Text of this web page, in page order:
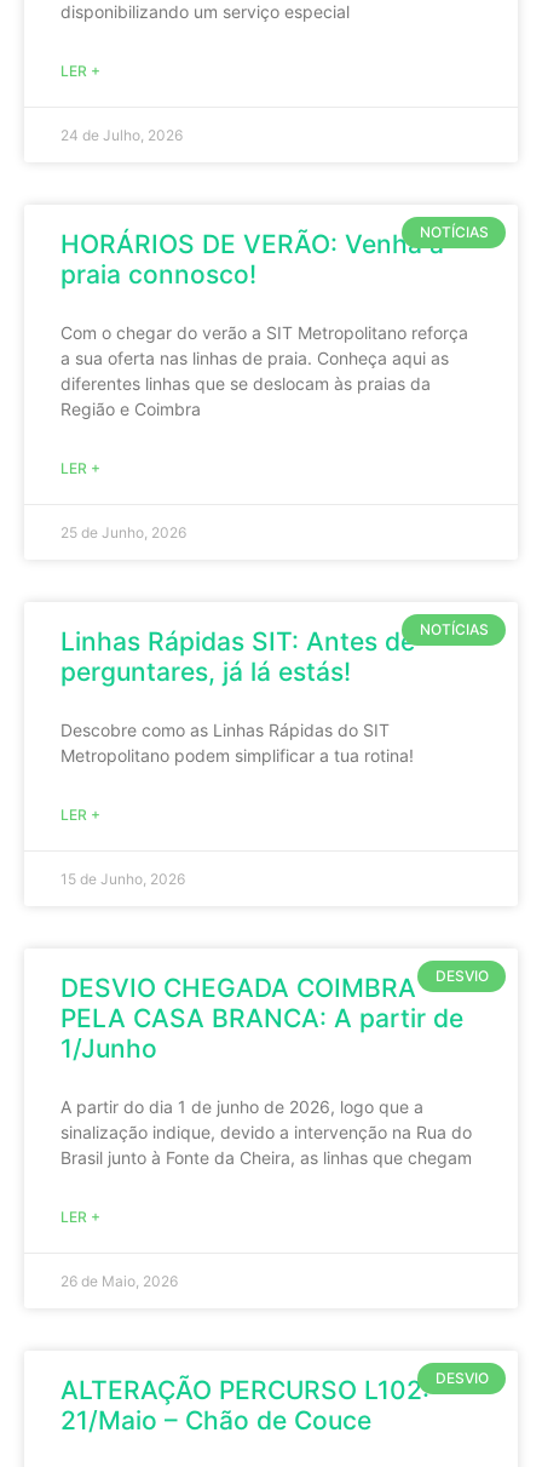
disponibilizando um serviço especial
LER +
24 de Julho, 2026
NOTÍCIAS
HORÁRIOS DE VERÃO: Venha à
praia connosco!
Com o chegar do verão a SIT Metropolitano reforça
a sua oferta nas linhas de praia. Conheça aqui as
diferentes linhas que se deslocam às praias da
Região e Coimbra
LER +
25 de Junho, 2026
NOTÍCIAS
Linhas Rápidas SIT: Antes de
perguntares, já lá estás!
Descobre como as Linhas Rápidas do SIT
Metropolitano podem simplificar a tua rotina!
LER +
15 de Junho, 2026
DESVIO
DESVIO CHEGADA COIMBRA
PELA CASA BRANCA: A partir de
1/Junho
A partir do dia 1 de junho de 2026, logo que a
sinalização indique, devido a intervenção na Rua do
Brasil junto à Fonte da Cheira, as linhas que chegam
LER +
26 de Maio, 2026
DESVIO
ALTERAÇÃO PERCURSO L102:
21/Maio – Chão de Couce